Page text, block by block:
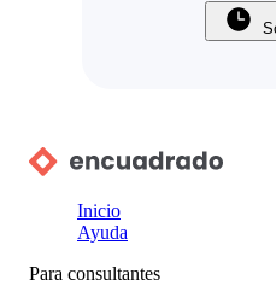
Inicio
Ayuda
Para consultantes